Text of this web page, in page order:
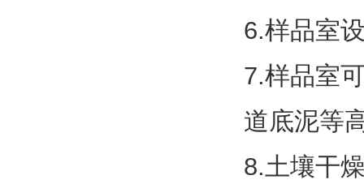
6.样品室
7.样品室
道底泥等
8.土壤干